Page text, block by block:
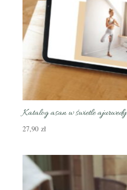
Katalog asan w świetle ajurwedy
27,90 zł